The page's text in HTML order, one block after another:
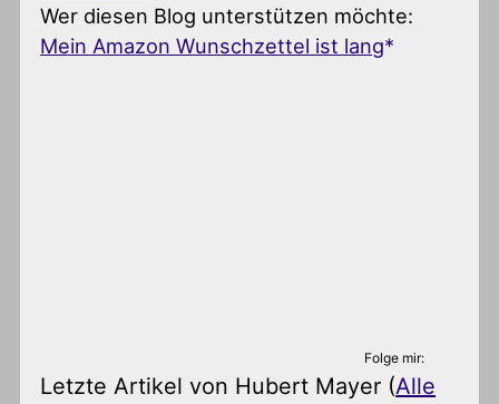
Wer diesen Blog unterstützen möchte:
Mein Amazon Wunschzettel ist lang
Folge mir:
Letzte Artikel von Hubert Mayer (Alle